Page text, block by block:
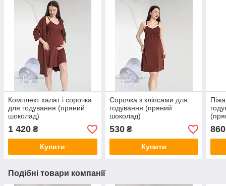
Комплект халат і сорочка
для годування (пряний
шоколад)
1 420 ₴
Купити
Сорочка з кліпсами для
годування (пряний
шоколад)
530₴
Купити
860
Подібні товари компанії